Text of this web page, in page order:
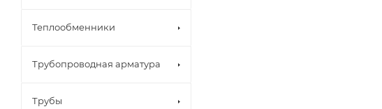
Теплообменники
Трубопроводная арматура
Трубы